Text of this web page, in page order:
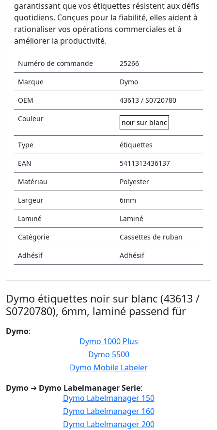
garantissant que vos étiquettes résistent aux défis
quotidiens. Conçues pour la fiabilité, elles aident à
rationaliser vos opérations commerciales et à
améliorer la productivité.
Numéro de commande
25266
Marque
Dymo
OEM
43613 / S0720780
Couleur
noir sur blanc
Type
étiquettes
EAN
5411313436137
Matériau
Polyester
Largeur
6mm
Laminé
Laminé
Catégorie
Cassettes de ruban
Adhésif
Adhésif
Dymo étiquettes noir sur blanc (43613 /
S0720780), 6mm, laminé passend für
Dymo:
Dymo 1000 Plus
Dymo 5500
Dymo Mobile Labeler
Dymo ➔ Dymo Labelmanager Serie:
Dymo Labelmanager 150
Dymo Labelmanager 160
Dymo Labelmanager 200